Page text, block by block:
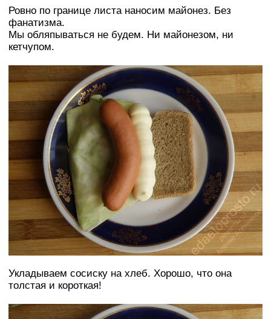
Ровно по границе листа наносим майонез. Без
фанатизма.
Мы обляпываться не будем. Ни майонезом, ни
кетчупом.
Укладываем сосиску на хлеб. Хорошо, что она
толстая и короткая!